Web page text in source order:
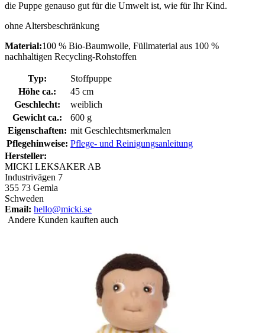
die Puppe genauso gut für die Umwelt ist, wie für Ihr Kind.
ohne Altersbeschränkung
Material:100 % Bio-Baumwolle, Füllmaterial aus 100 %
nachhaltigen Recycling-Rohstoffen
Typ:
Stoffpuppe
Höhe ca.:
45 cm
Geschlecht:
weiblich
Gewicht ca.:
600 g
Eigenschaften: mit Geschlechtsmerkmalen
Pflegehinweise: Pflege- und Reinigungsanleitung
Hersteller:
MICKI LEKSAKER AB
Industrivägen 7
355 73 Gemla
Schweden
Email: hello@micki.se
Andere Kunden kauften auch